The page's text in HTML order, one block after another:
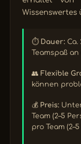
⏱️ Dauer:
Teamspaß
👥 Flexible
können
💰 Preis:
Team (2–5
pro Team